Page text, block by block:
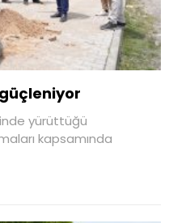
yürüttüğü
kapsamında